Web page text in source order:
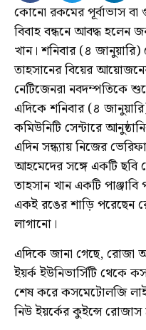
কোনো রকমের পূর্বাভাস বা
বিবাহ বন্ধনে আবদ্ধ হলেন
খান। শনিবার (৪
তাহসানের বিয়ের
নেটিজেনরা নবদম্পতিকে
এদিকে শনিবার (৪
কমিউনিটি সেন্টারে
এদিন সন্ধ্যায় নিজের
আহমেদের সঙ্গে একটি ছবি
তাহসান খান একটি
একই রঙের শাড়ি পরেছেন
লাগানো।
এদিকে জানা গেছে, রোজা
ইয়র্ক ইউনিভার্সিটি
শেষ করে কসমেটোলজি
নিউ ইয়র্কের কুইন্সে রোজাস